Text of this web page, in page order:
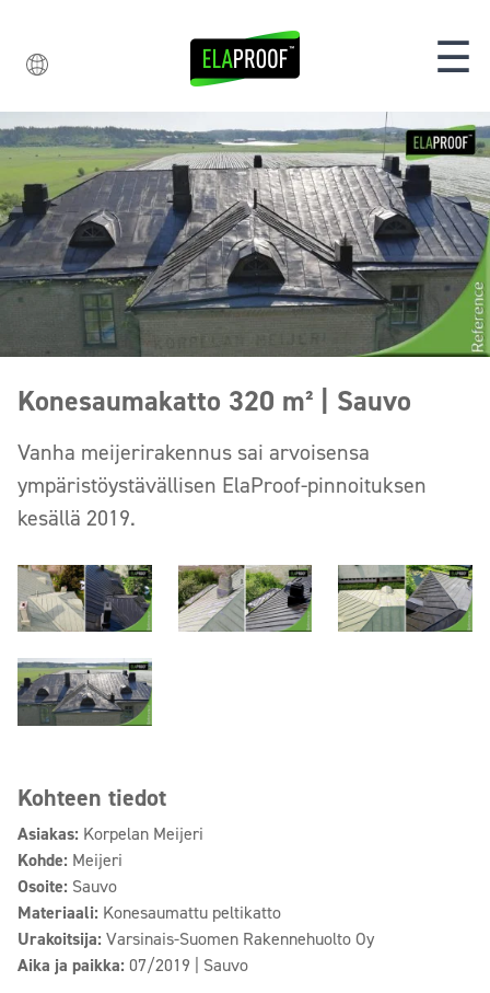
☰
Konesaumakatto 320 m² | Sauvo
Vanha meijerirakennus sai arvoisensa
ympäristöystävällisen ElaProof-pinnoituksen
kesällä 2019.
Kohteen tiedot
Asiakas: Korpelan Meijeri
Kohde: Meijeri
Osoite: Sauvo
Materiaali: Konesaumattu peltikatto
Urakoitsija: Varsinais-Suomen Rakennehuolto Oy
Aika ja paikka: 07/2019 | Sauvo